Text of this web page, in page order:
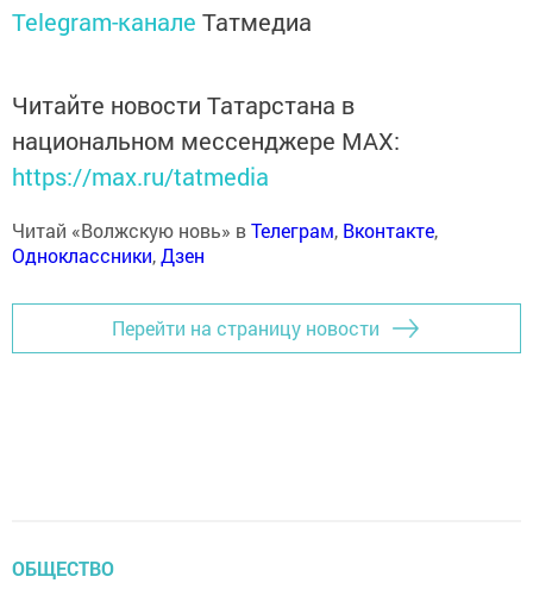
Telegram-канале Татмедиа
Читайте новости Татарстана в
национальном мессенджере MАХ:
https://max.ru/tatmedia
Читай «Волжскую новь» вТелеграм, Вконтакте,
Одноклассники,Дзен
Перейти на страницу новости
ОБЩЕСТВО